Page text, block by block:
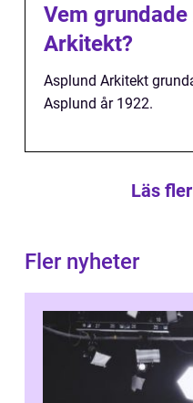
Vem
Arkitekt?
Asplund Arkitekt
Asplund år 1922.
Läs
Fler nyheter